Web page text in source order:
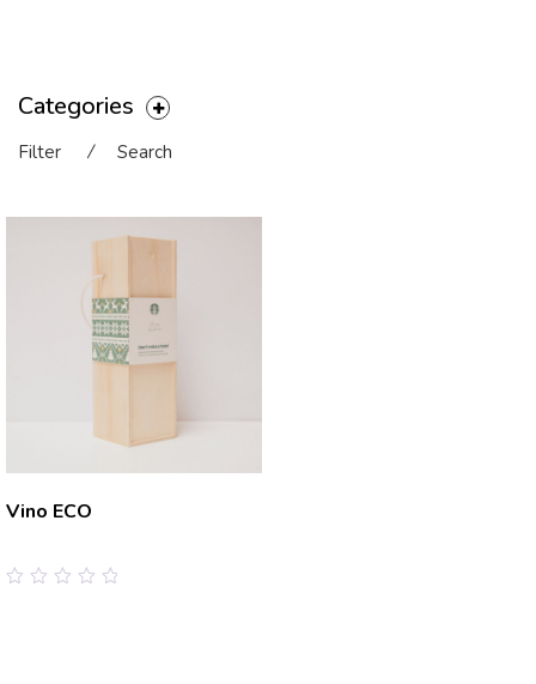
Categories
Filter ⁄ Search
Vino ECO